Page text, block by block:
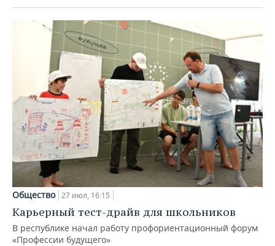
Общество 27 июл, 16:15
Карьерный тест-драйв для школьников
В республике начал работу профориентационный форум
«Профессии будущего»